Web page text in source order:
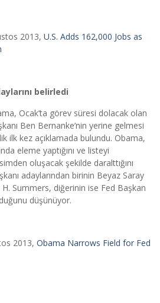
2013, U.S. Adds 162,000 Jobs as
belirledi
Ocak’ta görev süresi dolacak olan
Ben Bernanke’nin yerine gelmesi
ilk kez açıklamada bulundu. Obama,
eleme yaptığını ve listeyi
oluşacak şekilde daralttığını
adaylarından birinin Beyaz Saray
H. Summers, diğerinin ise Fed Başkan
düşünüyor.
2013, Obama Narrows Field for Fed